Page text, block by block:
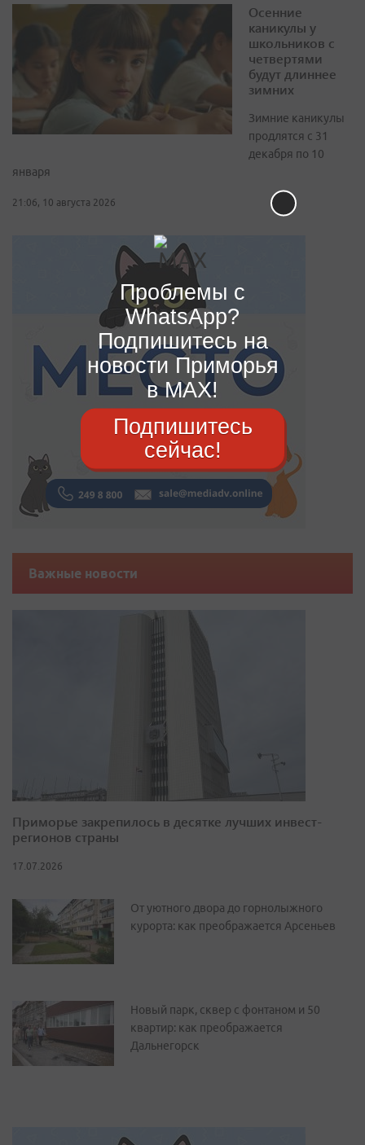
Осенние
каникулы у
школьников с
четвертями
будут длиннее
зимних
Зимние каникулы
продлятся с 31
декабря по 10
января
21:06, 10 августа 2026
Важные новости
Приморье закрепилось в десятке лучших инвест-
регионов страны
17.07.2026
От уютного двора до горнолыжного
курорта: как преображается Арсеньев
Новый парк, сквер с фонтаном и 50
квартир: как преображается
Дальнегорск
Проблемы с
WhatsApp?
Подпишитесь на
новости Приморья
в MAX!
Подпишитесь
сейчас!